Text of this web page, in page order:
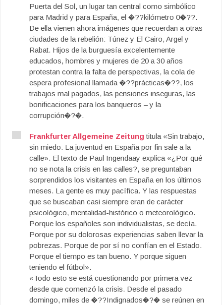
Puerta del Sol, un lugar tan central como simbólico
para Madrid y para España, el �??kilómetro 0�??.
De ella vienen ahora imágenes que recuerdan a otras
ciudades de la rebelión: Túnez y El Cairo, Argel y
Rabat. Hijos de la burguesía excelentemente
educados, hombres y mujeres de 20 a 30 años
protestan contra la falta de perspectivas, la cola de
espera profesional llamada �??prácticas�??, los
trabajos mal pagados, las pensiones inseguras, las
bonificaciones para los banqueros – y la
corrupción�?�.
Frankfurter Allgemeine Zeitung titula «Sin trabajo,
sin miedo. La juventud en España por fin sale a la
calle». El texto de Paul Ingendaay explica «¿Por qué
no se nota la crisis en las calles?, se preguntaban
sorprendidos los visitantes en España en los últimos
meses. La gente es muy pacífica. Y las respuestas
que se buscaban casi siempre eran de carácter
psicológico, mentalidad-histórico o meteorológico.
Porque los españoles son individualistas, se decía.
Porque por su dolorosas experiencias saben llevar la
pobrezas. Porque de por sí no confían en el Estado.
Porque el tiempo es tan bueno. Y porque siguen
teniendo el fútbol».
«Todo esto se está cuestionando por primera vez
desde que comenzó la crisis. Desde el pasado
domingo, miles de �??Indignados�?� se reúnen en